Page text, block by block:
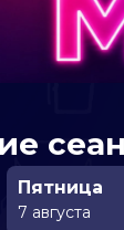
Пятница
7 августа